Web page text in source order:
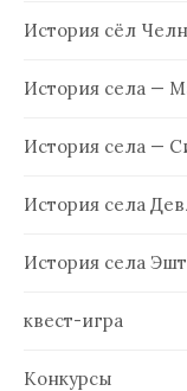
История сёл
История села —
История села —
История села
История села
квест-игра
Конкурсы